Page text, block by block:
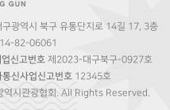
광역시 북구 유통단지로 14길 17, 3층
82-06061
신고번호제2023-대구북구-0927호
통신사업신고번호 12345호
시관광협회. All Rights Reserved.